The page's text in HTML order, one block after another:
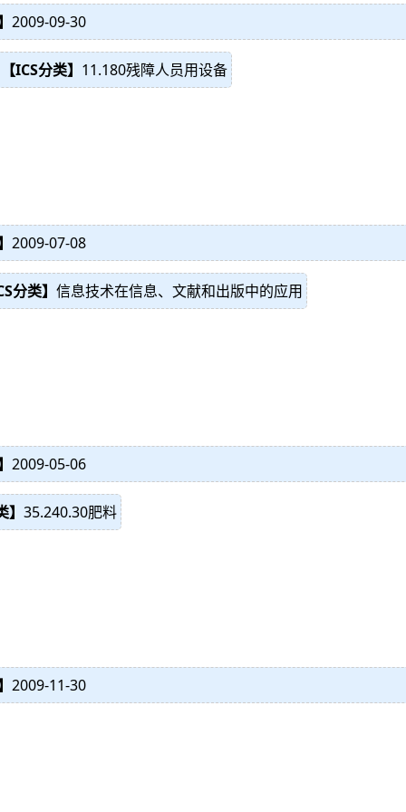
2009-09-30
【ICS分类】 11.180残障人员用设备
2009-07-08
分类】 信息技术在信息、文献和出版中的应用
2009-05-06
】 35.240.30肥料
2009-11-30